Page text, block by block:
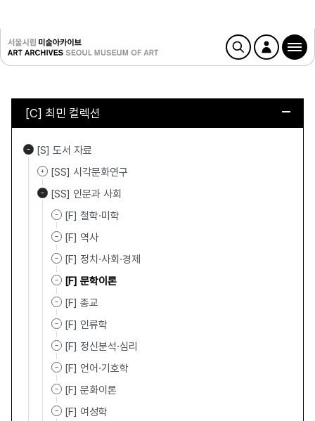
[C] 최민 컬렉션
[S] 도서 자료
[SS] 시각문화연구
[SS] 인문과 사회
[F] 철학·미학
[F] 역사
[F] 정치·사회·경제
[F] 문학이론
[F] 종교
[F] 인류학
[F] 정신분석·심리
[F] 언어·기호학
[F] 문화이론
[F] 여성학